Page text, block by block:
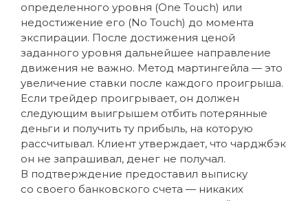
определенного уровня (One Touch) или
недостижение его (No Touch) до момента
экспирации. После достижения ценой
заданного уровня дальнейшее направление
движения не важно. Метод мартингейла — это
увеличение ставки после каждого проигрыша.
Если трейдер проигрывает, он должен
следующим выигрышем отбить потерянные
деньги и получить ту прибыль, на которую
рассчитывал. Клиент утверждает, что чарджбэк
он не запрашивал, денег не получал.
В подтверждение предоставил выписку
со своего банковского счета — никаких